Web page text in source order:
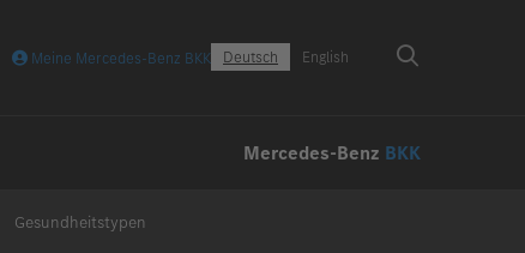
Meine Mercedes-Benz BKK Deutsch English
Mercedes-Benz BKK
Gesundheitstypen